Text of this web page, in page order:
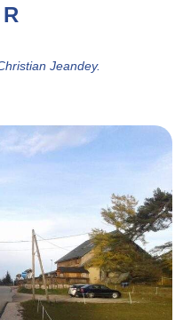
Jeandey.